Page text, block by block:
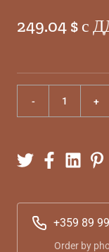
249.04 $ с
+359 89
Order by